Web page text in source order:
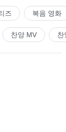
즈 복음 영화
찬양 MV 찬